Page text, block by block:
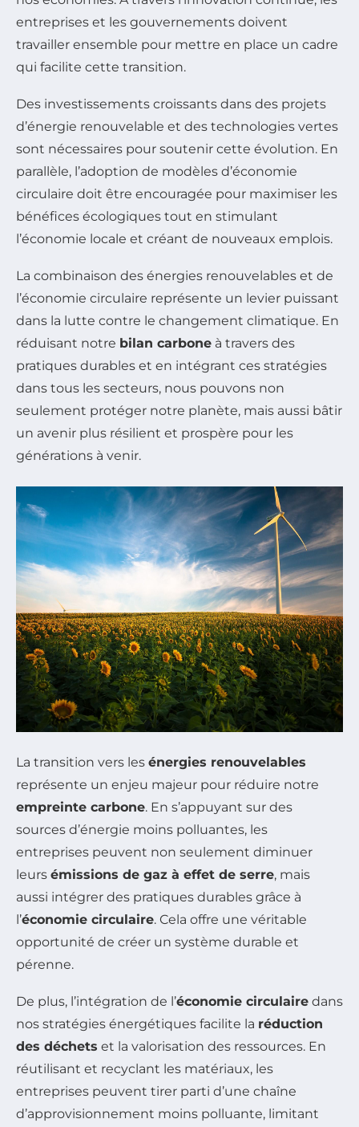
entreprises et les gouvernements doivent
travailler ensemble pour mettre en place un cadre
qui facilite cette transition.
Des investissements croissants dans des projets
d’énergie renouvelable et des technologies vertes
sont nécessaires pour soutenir cette évolution. En
parallèle, l’adoption de modèles d’économie
circulaire doit être encouragée pour maximiser les
bénéfices écologiques tout en stimulant
l’économie locale et créant de nouveaux emplois.
La combinaison des énergies renouvelables et de
l’économie circulaire représente un levier puissant
dans la lutte contre le changement climatique. En
réduisant notre bilan carbone à travers des
pratiques durables et en intégrant ces stratégies
dans tous les secteurs, nous pouvons non
seulement protéger notre planète, mais aussi bâtir
un avenir plus résilient et prospère pour les
générations à venir.
La transition vers les énergies renouvelables
représente un enjeu majeur pour réduire notre
empreinte carbone. En s’appuyant sur des
sources d’énergie moins polluantes, les
entreprises peuvent non seulement diminuer
leurs émissions de gaz à effet de serre, mais
aussi intégrer des pratiques durables grâce à
l’économie circulaire. Cela offre une véritable
opportunité de créer un système durable et
pérenne.
De plus, l’intégration de l’économie circulaire dans
nos stratégies énergétiques facilite la réduction
des déchets et la valorisation des ressources. En
réutilisant et recyclant les matériaux, les
entreprises peuvent tirer parti d’une chaîne
d’approvisionnement moins polluante, limitant